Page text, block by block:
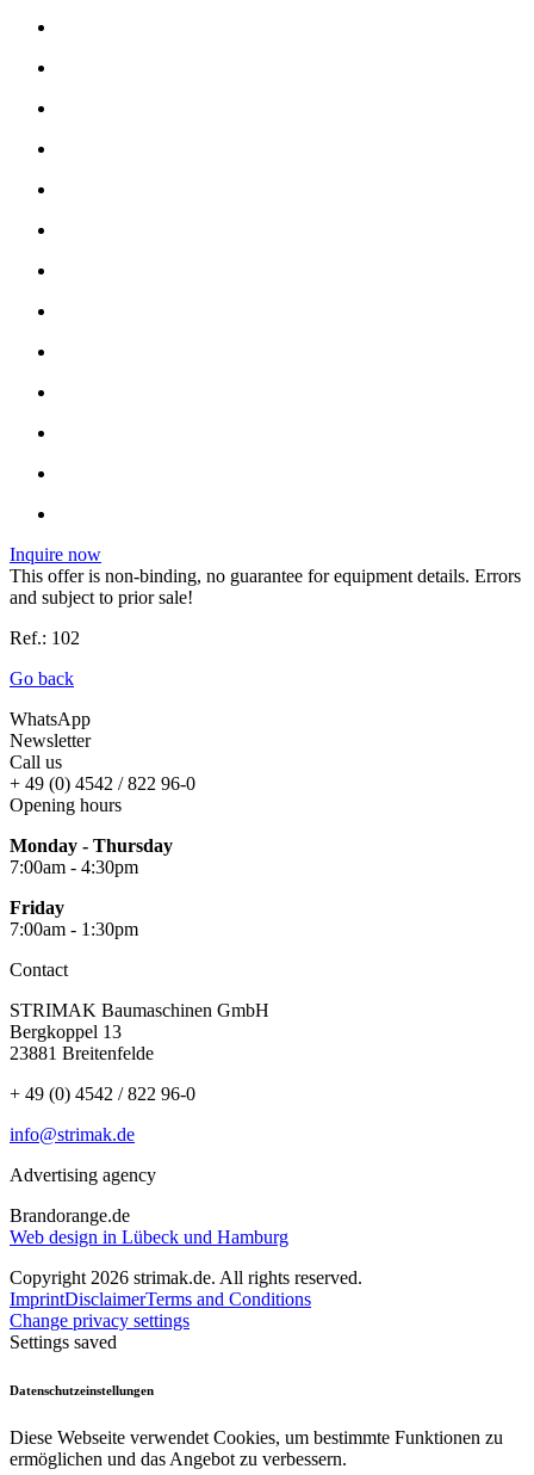
Inquire now
This offer is non-binding, no guarantee for equipment details. Errors
and subject to prior sale!
Ref.: 102
Go back
WhatsApp
Newsletter
Call us
+ 49 (0) 4542 / 822 96-0
Opening hours
Monday - Thursday
7:00am - 4:30pm
Friday
7:00am - 1:30pm
Contact
STRIMAK Baumaschinen GmbH
Bergkoppel 13
23881 Breitenfelde
+ 49 (0) 4542 / 822 96-0
info@strimak.de
Advertising agency
Brandorange.de
Web design in Lübeck und Hamburg
Copyright 2026 strimak.de. All rights reserved.
ImprintDisclaimerTerms and Conditions
Change privacy settings
Settings saved
Datenschutzeinstellungen
Diese Webseite verwendet Cookies, um bestimmte Funktionen zu
ermöglichen und das Angebot zu verbessern.